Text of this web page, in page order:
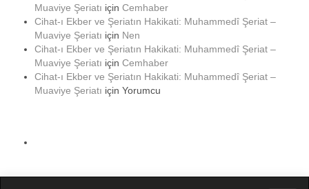
Muaviye Şeriatı için Cemhaber
Cihat-ı Ekber ve Şeriatın Hakikati: Muhammedî Şeriat –
Muaviye Şeriatı için Nen
Cihat-ı Ekber ve Şeriatın Hakikati: Muhammedî Şeriat –
Muaviye Şeriatı için Cemhaber
Cihat-ı Ekber ve Şeriatın Hakikati: Muhammedî Şeriat –
Muaviye Şeriatı için Yorumcu